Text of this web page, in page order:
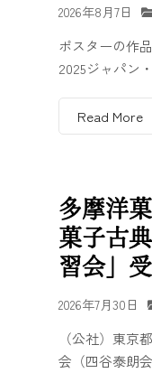
2026年8月7日
ポスターの作
2025ジャパン
Read More
多摩洋
菓子古
習会」
2026年7月30日
（公社）東京
会（四谷泰朗